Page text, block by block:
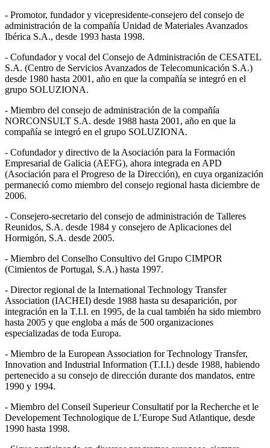
- Promotor, fundador y vicepresidente-consejero del consejo de
administración de la compañía Unidad de Materiales Avanzados
Ibérica S.A., desde 1993 hasta 1998.
- Cofundador y vocal del Consejo de Administración de CESATEL
S.A. (Centro de Servicios Avanzados de Telecomunicación S.A.)
desde 1980 hasta 2001, año en que la compañía se integró en el
grupo SOLUZIONA.
- Miembro del consejo de administración de la compañía
NORCONSULT S.A. desde 1988 hasta 2001, año en que la
compañía se integró en el grupo SOLUZIONA.
- Cofundador y directivo de la Asociación para la Formación
Empresarial de Galicia (AEFG), ahora integrada en APD
(Asociación para el Progreso de la Dirección), en cuya organización
permaneció como miembro del consejo regional hasta diciembre de
2006.
- Consejero-secretario del consejo de administración de Talleres
Reunidos, S.A. desde 1984 y consejero de Aplicaciones del
Hormigón, S.A. desde 2005.
- Miembro del Conselho Consultivo del Grupo CIMPOR
(Cimientos de Portugal, S.A.) hasta 1997.
- Director regional de la International Technology Transfer
Association (IACHEI) desde 1988 hasta su desaparición, por
integración en la T.I.I. en 1995, de la cual también ha sido miembro
hasta 2005 y que engloba a más de 500 organizaciones
especializadas de toda Europa.
- Miembro de la European Association for Technology Transfer,
Innovation and Industrial Information (T.I.I.) desde 1988, habiendo
pertenecido a su consejo de dirección durante dos mandatos, entre
1990 y 1994.
- Miembro del Conseil Superieur Consultatif por la Recherche et le
Developement Technologique de L’Europe Sud Atlantique, desde
1990 hasta 1998.